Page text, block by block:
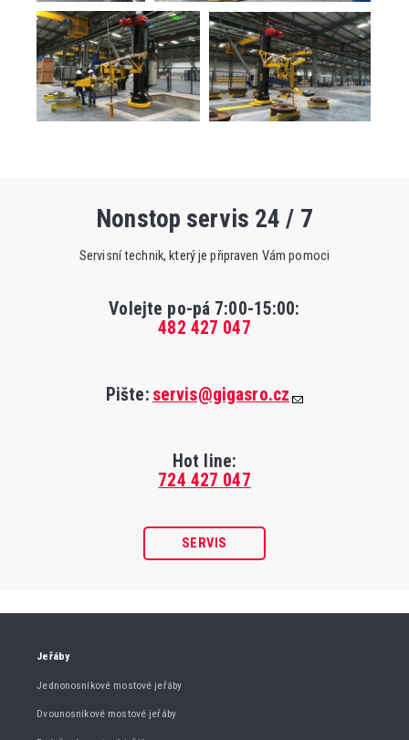
Nonstop servis 24 / 7
Servisní technik, který je připraven Vám pomoci
Volejte po-pá 7:00-15:00:
482 427 047
Pište: servis@gigasro.cz
Hot line:
724 427 047
SERVIS
Jeřáby
Jednonosníkové mostové jeřáby
Dvounosníkové mostové jeřáby